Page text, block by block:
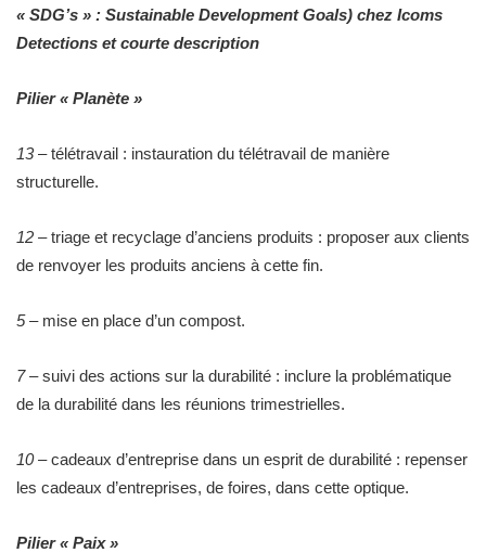
« SDG’s » : Sustainable Development Goals) chez Icoms
Detections et courte description
Pilier « Planète »
13– télétravail : instauration du télétravail de manière
structurelle.
12 – triage et recyclage d’anciens produits : proposer aux clients
de renvoyer les produits anciens à cette fin.
5– mise en place d’un compost.
7– suivi des actions sur la durabilité : inclure la problématique
de la durabilité dans les réunions trimestrielles.
10– cadeaux d’entreprise dans un esprit de durabilité : repenser
les cadeaux d’entreprises, de foires, dans cette optique.
Pilier « Paix »